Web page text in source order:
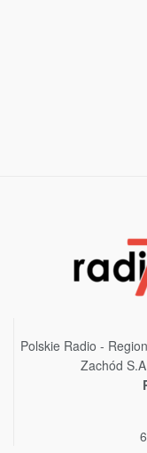
Polskie Radio -
Zachód